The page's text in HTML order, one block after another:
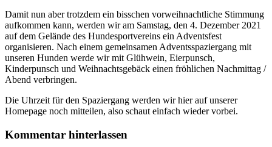
Damit nun aber trotzdem ein bisschen vorweihnachtliche Stimmung
aufkommen kann, werden wir am Samstag, den 4. Dezember 2021
auf dem Gelände des Hundesportvereins ein Adventsfest
organisieren. Nach einem gemeinsamen Adventsspaziergang mit
unseren Hunden werde wir mit Glühwein, Eierpunsch,
Kinderpunsch und Weihnachtsgebäck einen fröhlichen Nachmittag /
Abend verbringen.
Die Uhrzeit für den Spaziergang werden wir hier auf unserer
Homepage noch mitteilen, also schaut einfach wieder vorbei.
Kommentar hinterlassen